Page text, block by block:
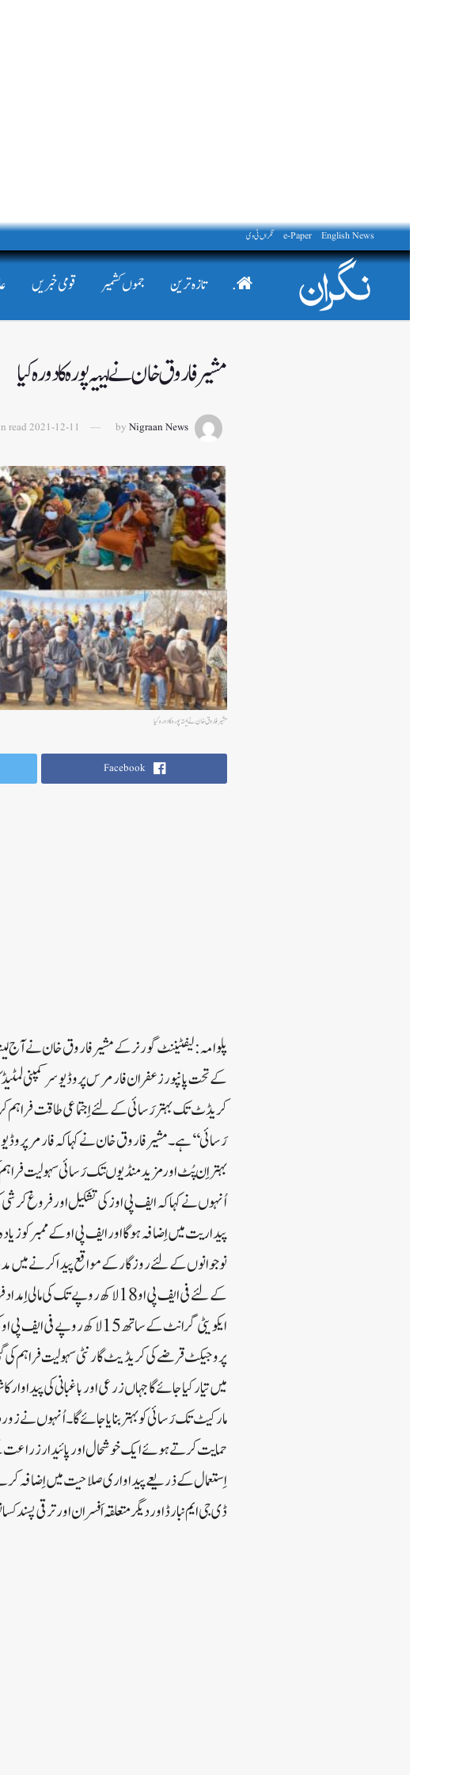
English News
e-Paper نگراں ٹی وی
. تازہ ترین جموں کشمیر قومی خبریں
مشیر فاروق خان نے لیتہ پورہ کا دورہ کیا
by Nigraan News
2021-12-11
read
مشیر فاروق خان نے لیتہ پورہ کا دورہ کیا
Facebook
پلوامہ:لیفٹیننٹ گورنر کے مشیر فاروق خان نے آج
کے تحت پانپور زعفران فارمرس پروڈیوسر کمپنی لمٹیڈ
کریڈٹ تک بہتر رَسائی کے لئے اِجتماعی طاقت فراہم
رَسائی‘‘ ہے۔ مشیر فاروق خان نے کہا کہ فارمرپروڈیو
بہتر اِن پُٹ اور مزید منڈیو ںتک رَسائی سہولیت
اُنہوں نے کہا کہ ایف پی اوز کی تشکیل اور فروغ
پیداریت میں اِضافہ ہوگااور ایف پی او کے ممبر کو
نوجوانوں کے لئے روزگار کے مواقع پید اکرنے میں
پروجیکٹ قرضے کی کریڈیٹ گارنٹی سہولیت فراہم کی
میں تیار کیا جائے گا جہاں زرعی اور باغبانی کی
مارکیٹ تک رَسائی کو بہتر بنایا جائے گا۔اُنہوں نے
حمایت کرتے ہوئے ایک خوشحال اور پائیدار زراعت
اِستعمال کے ذریعے پیداواری صلاحیت میں اِضافہ
ڈی جی ایم نبارڈ اور دیگر متعلقہ اَفسران اور ترقی